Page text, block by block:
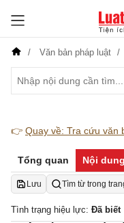
Văn bản pháp luật
👉 Quay về: Tra cứu văn
Tổng quan Nội dung
Lưu Tìm từ trong
Tình trạng hiệu lực: Đã biết